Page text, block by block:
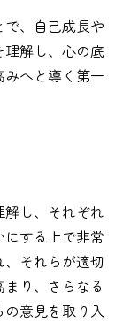
、自己成長や
解し、心の底
へと導く第一
し、それぞれ
する上で非常
それらが適切
り、さらなる
意見を取り入